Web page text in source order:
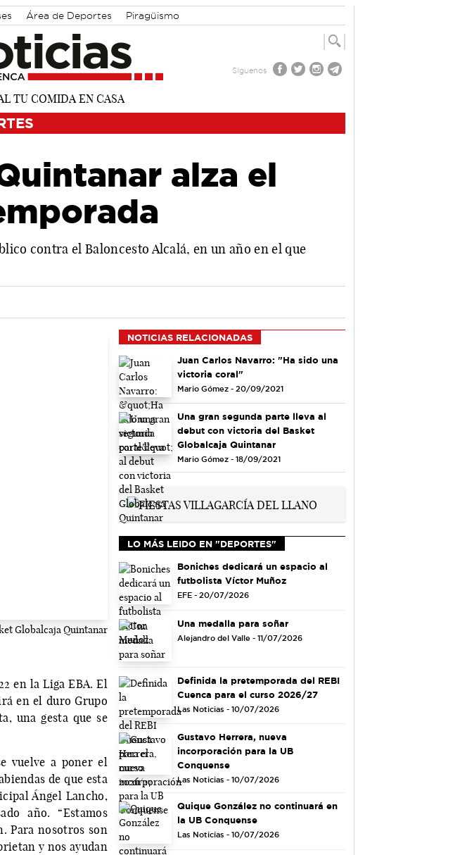
Área de Deportes Piragüismo
Síguenos
alza el
contra el Baloncesto Alcalá, en un año en el que
Globalcaja Quintanar
en la Liga EBA. El
en el duro Grupo
una gesta que se
vuelve a poner el
de que esta
Ángel Lancho,
año. “Estamos
Para nosotros son
y nos ayudan
NOTICIAS RELACIONADAS
Juan Carlos Navarro: "Ha sido una
victoria coral"
Mario Gómez - 20/09/2021
Una gran segunda parte lleva al
debut con victoria del Basket
Globalcaja Quintanar
Mario Gómez - 18/09/2021
LO MÁS LEIDO EN "DEPORTES"
Boniches dedicará un espacio al
futbolista Víctor Muñoz
EFE - 20/07/2026
Una medalla para soñar
Alejandro del Valle - 11/07/2026
Definida la pretemporada del REBI
Cuenca para el curso 2026/27
Las Noticias - 10/07/2026
Gustavo Herrera, nueva
incorporación para la UB
Conquense
Las Noticias - 10/07/2026
Quique González no continuará en
la UB Conquense
Las Noticias - 10/07/2026